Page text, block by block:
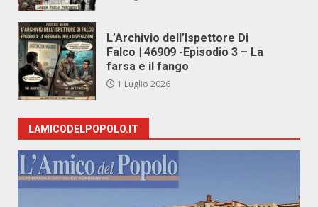
L’Archivio dell’Ispettore Di
Falco | 46909 -Episodio 3 – La
farsa e il fango
1 Luglio 2026
LAMICODELPOPOLO.IT